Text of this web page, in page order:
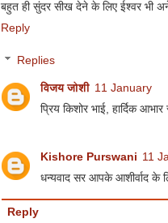
बहुत ही सुंदर सीख देने के लिए ईश्वर भी
Reply
Replies
विजय जोशी 11 January
प्रिय किशोर भाई, हार्दिक
Kishore Purswani 11
धन्यवाद सर आपके आशीर्वाद के
Reply